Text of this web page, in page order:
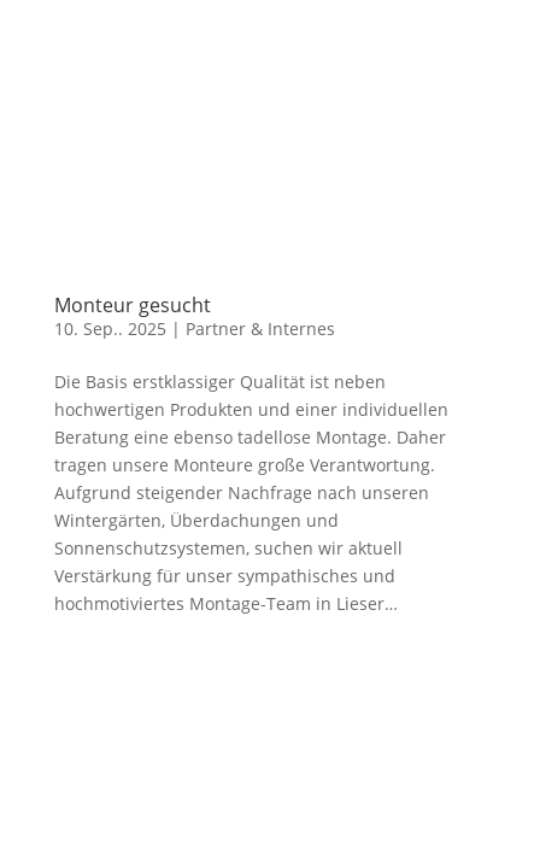
Monteur gesucht
10. Sep.. 2025 | Partner & Internes
Die Basis erstklassiger Qualität ist neben
hochwertigen Produkten und einer individuellen
Beratung eine ebenso tadellose Montage. Daher
tragen unsere Monteure große Verantwortung.
Aufgrund steigender Nachfrage nach unseren
Wintergärten, Überdachungen und
Sonnenschutzsystemen, suchen wir aktuell
Verstärkung für unser sympathisches und
hochmotiviertes Montage-Team in Lieser…